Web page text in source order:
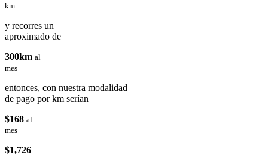
km
y recorres un
aproximado de
300km al
mes
entonces, con nuestra modalidad
de pago por km serían
$168 al
mes
$1,726